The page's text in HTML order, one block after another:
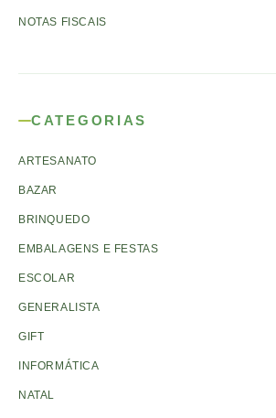
NOTAS FISCAIS
CATEGORIAS
ARTESANATO
BAZAR
BRINQUEDO
EMBALAGENS E FESTAS
ESCOLAR
GENERALISTA
GIFT
INFORMÁTICA
NATAL